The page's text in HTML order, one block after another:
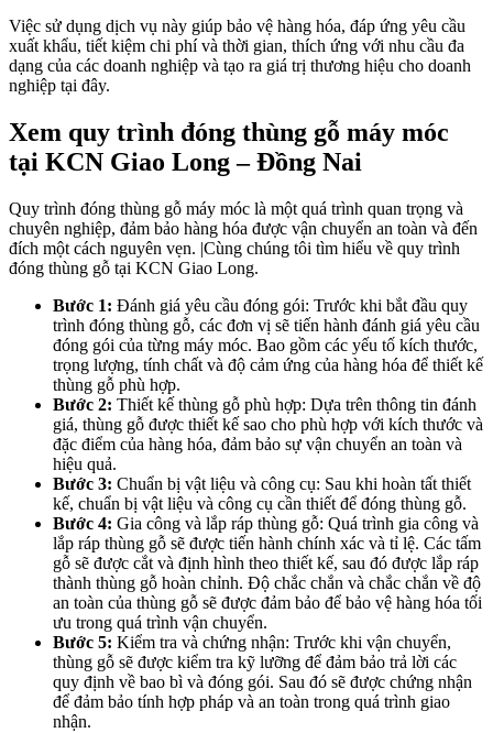
Việc sử dụng dịch vụ này giúp bảo vệ hàng hóa, đáp ứng yêu cầu
xuất khẩu, tiết kiệm chi phí và thời gian, thích ứng với nhu cầu đa
dạng của các doanh nghiệp và tạo ra giá trị thương hiệu cho doanh
nghiệp tại đây.
Xem quy trình đóng thùng gỗ máy móc
tại KCN Giao Long – Đồng Nai
Quy trình đóng thùng gỗ máy móc là một quá trình quan trọng và
chuyên nghiệp, đảm bảo hàng hóa được vận chuyển an toàn và đến
đích một cách nguyên vẹn. |Cùng chúng tôi tìm hiểu về quy trình
đóng thùng gỗ tại KCN Giao Long.
Bước 1: Đánh giá yêu cầu đóng gói: Trước khi bắt đầu quy
trình đóng thùng gỗ, các đơn vị sẽ tiến hành đánh giá yêu cầu
đóng gói của từng máy móc. Bao gồm các yếu tố kích thước,
trọng lượng, tính chất và độ cảm ứng của hàng hóa để thiết kế
thùng gỗ phù hợp.
Bước 2: Thiết kế thùng gỗ phù hợp: Dựa trên thông tin đánh
giá, thùng gỗ được thiết kế sao cho phù hợp với kích thước và
đặc điểm của hàng hóa, đảm bảo sự vận chuyển an toàn và
hiệu quả.
Bước 3: Chuẩn bị vật liệu và công cụ: Sau khi hoàn tất thiết
kế, chuẩn bị vật liệu và công cụ cần thiết để đóng thùng gỗ.
Bước 4: Gia công và lắp ráp thùng gỗ: Quá trình gia công và
lắp ráp thùng gỗ sẽ được tiến hành chính xác và tỉ lệ. Các tấm
gỗ sẽ được cắt và định hình theo thiết kế, sau đó được lắp ráp
thành thùng gỗ hoàn chỉnh. Độ chắc chắn và chắc chắn về độ
an toàn của thùng gỗ sẽ được đảm bảo để bảo vệ hàng hóa tối
ưu trong quá trình vận chuyển.
Bước 5: Kiểm tra và chứng nhận: Trước khi vận chuyển,
thùng gỗ sẽ được kiểm tra kỹ lưỡng để đảm bảo trả lời các
quy định về bao bì và đóng gói. Sau đó sẽ được chứng nhận
để đảm bảo tính hợp pháp và an toàn trong quá trình giao
nhận.